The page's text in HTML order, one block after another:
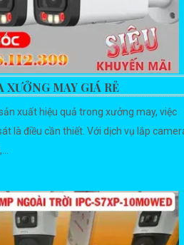
XƯỞNG MAY GIÁ RẺ
xuất hiệu quả trong xưởng may, việc
là điều cần thiết. Với dịch vụ lắp